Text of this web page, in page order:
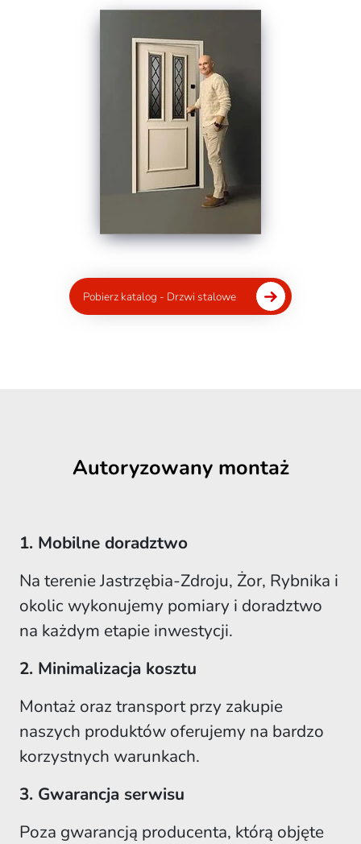
Pobierz katalog - Drzwi stalowe
Autoryzowany montaż
1. Mobilne doradztwo
Na terenie Jastrzębia-Zdroju, Żor, Rybnika i
okolic wykonujemy pomiary i doradztwo
na każdym etapie inwestycji.
2. Minimalizacja kosztu
Montaż oraz transport przy zakupie
naszych produktów oferujemy na bardzo
korzystnych warunkach.
3. Gwarancja serwisu
Poza gwarancją producenta, którą objęte